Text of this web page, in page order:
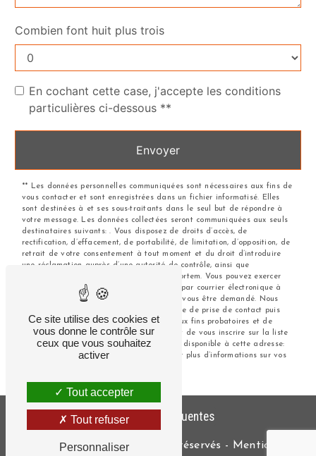
Combien font huit plus trois
En cochant cette case, j'accepte les conditions
particulières ci-dessous **
Envoyer
** Les données personnelles communiquées sont nécessaires aux fins de
vous contacter et sont enregistrées dans un fichier informatisé. Elles
sont destinées à et ses sous-traitants dans le seul but de répondre à
votre message. Les données collectées seront communiquées aux seuls
destinataires suivants: . Vous disposez de droits d’accès, de
rectification, d’effacement, de portabilité, de limitation, d’opposition, de
retrait de votre consentement à tout moment et du droit d’introduire
une réclamation auprès d’une autorité de contrôle, ainsi que
d’organiser le sort de vos données post-mortem. Vous pouvez exercer
ces droits par voie postale à l'adresse ou par courrier électronique à
l'adresse . Un justificatif d'identité pourra vous être demandé. Nous
conservons vos données pendant la période de prise de contact puis
pendant la durée de prescription légale aux fins probatoires et de
gestion des contentieux. Vous avez le droit de vous inscrire sur la liste
d'opposition au démarchage téléphonique, disponible à cette adresse:
. Consultez le site cnil.fr pour plus d’informations sur vos
Recherches fréquentes
Vistalid- 2026 - Tous droits réservés - Mentions
Ce site utilise des cookies et
vous donne le contrôle sur
ceux que vous souhaitez
activer
Tout accepter
Tout refuser
Personnaliser